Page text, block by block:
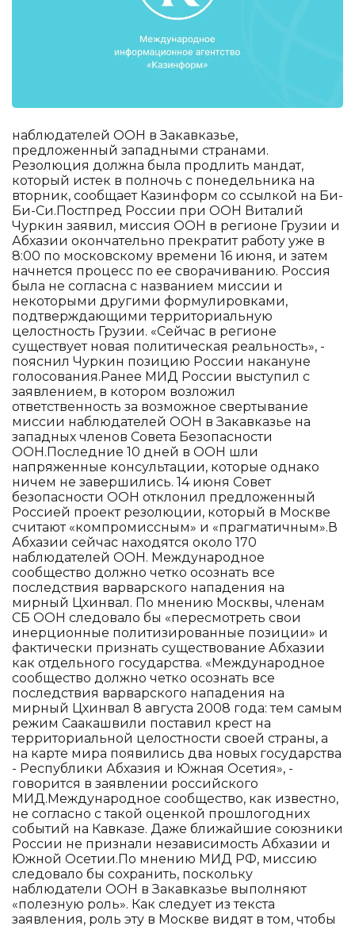
наблюдателей ООН в Закавказье,
предложенный западными странами.
Резолюция должна была продлить мандат,
который истек в полночь с понедельника на
вторник, сообщает Казинформ со ссылкой на Би-
Би-Си.Постпред России при ООН Виталий
Чуркин заявил, миссия ООН в регионе Грузии и
Абхазии окончательно прекратит работу уже в
8:00 по московскому времени 16 июня, и затем
начнется процесс по ее сворачиванию. Россия
была не согласна с названием миссии и
некоторыми другими формулировками,
подтверждающими территориальную
целостность Грузии. «Сейчас в регионе
существует новая политическая реальность», -
пояснил Чуркин позицию России накануне
голосования.Ранее МИД России выступил с
заявлением, в котором возложил
ответственность за возможное свертывание
миссии наблюдателей ООН в Закавказье на
западных членов Совета Безопасности
ООН.Последние 10 дней в ООН шли
напряженные консультации, которые однако
ничем не завершились. 14 июня Совет
безопасности ООН отклонил предложенный
Россией проект резолюции, который в Москве
считают «компромиссным» и «прагматичным».В
Абхазии сейчас находятся около 170
наблюдателей ООН. Международное
сообщество должно четко осознать все
последствия варварского нападения на
мирный Цхинвал. По мнению Москвы, членам
СБ ООН следовало бы «пересмотреть свои
инерционные политизированные позиции» и
фактически признать существование Абхазии
как отдельного государства. «Международное
сообщество должно четко осознать все
последствия варварского нападения на
мирный Цхинвал 8 августа 2008 года: тем самым
режим Саакашвили поставил крест на
территориальной целостности своей страны, а
на карте мира появились два новых государства
- Республики Абхазия и Южная Осетия», -
говорится в заявлении российского
МИД.Международное сообщество, как известно,
не согласно с такой оценкой прошлогодних
событий на Кавказе. Даже ближайшие союзники
России не признали независимость Абхазии и
Южной Осетии.По мнению МИД РФ, миссию
следовало бы сохранить, поскольку
наблюдатели ООН в Закавказье выполняют
«полезную роль». Как следует из текста
заявления, роль эту в Москве видят в том, чтобы